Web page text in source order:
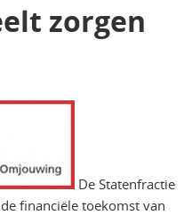
zorgen
De Statenfractie
financiële toekomst van